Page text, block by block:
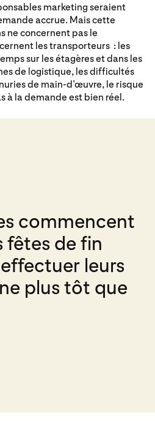
marketing seraient
accrue. Mais cette
ne concernent pas le
les transporteurs : les
sur les étagères et dans les
de logistique, les difficultés
de main-d’œuvre, le risque
à la demande est bien réel.
commencent
fêtes de fin
leurs
plus tôt que